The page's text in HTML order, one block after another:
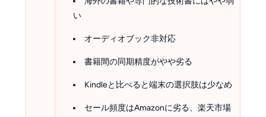
い
オーディオブック非対応
書籍間の同期精度がやや劣る
Kindleと比べると端末の選択肢は少なめ
セール頻度はAmazonに劣る、楽天市場